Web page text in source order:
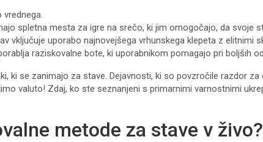
spletna mesta za igre na srečo, ki jim omogočajo, da svoje
vključuje uporabo najnovejšega vrhunskega klepeta z elitnimi
raziskovalne bote, ki uporabnikom pomagajo pri boljših
ki se zanimajo za stave. Dejavnosti, ki so povzročile razdor
valuto! Zdaj, ko ste seznanjeni s primarnimi varnostnimi
metode za stave v živo?